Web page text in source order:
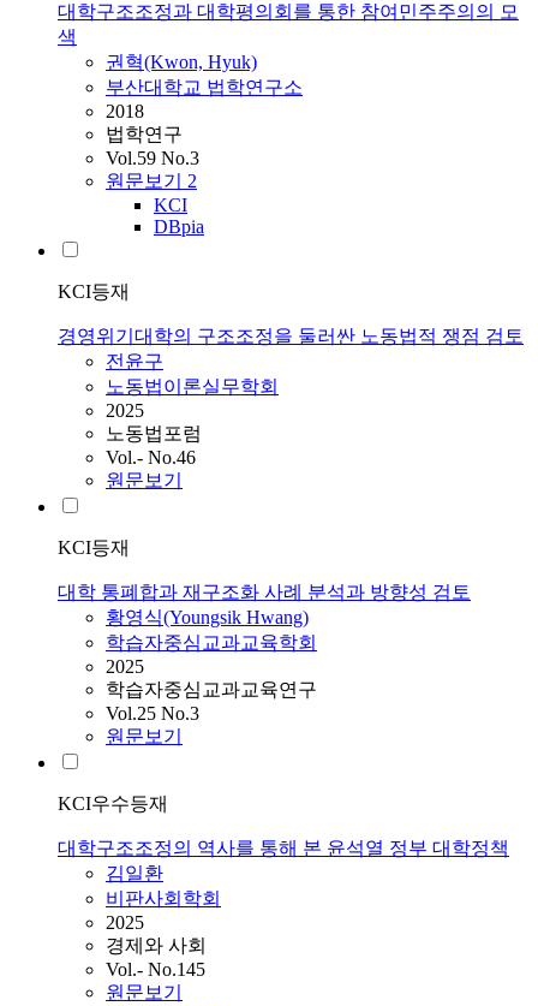
대학구조조정과 대학평의회를 통한 참여민주주의의 모
색
권혁(Kwon, Hyuk)
부산대학교 법학연구소
2018
법학연구
Vol.59 No.3
원문보기 2
KCI
DBpia
KCI등재
경영위기대학의 구조조정을 둘러싼 노동법적 쟁점 검토
전윤구
노동법이론실무학회
2025
노동법포럼
Vol.- No.46
원문보기
KCI등재
대학 통폐합과 재구조화 사례 분석과 방향성 검토
황영식(Youngsik Hwang)
학습자중심교과교육학회
2025
학습자중심교과교육연구
Vol.25 No.3
원문보기
KCI우수등재
대학구조조정의 역사를 통해 본 윤석열 정부 대학정책
김일환
비판사회학회
2025
경제와 사회
Vol.- No.145
원문보기